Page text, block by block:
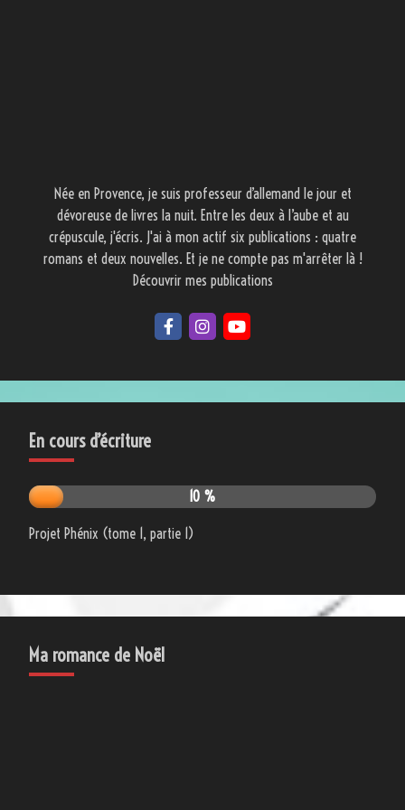
Née en Provence, je suis professeur d’allemand le jour et
dévoreuse de livres la nuit. Entre les deux à l’aube et au
crépuscule, j'écris. J'ai à mon actif six publications : quatre
romans et deux nouvelles. Et je ne compte pas m'arrêter là !
Découvrir mes publications
En cours d’écriture
10 %
Projet Phénix (tome 1, partie 1)
Ma romance de Noël